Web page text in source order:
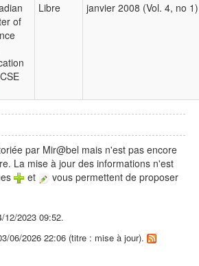
of
Libre janvier 2008 (Vol. 4, no
par Mir@bel mais n'est pas encore
La mise à jour des informations n'est
et
vous permettent de proposer
12/2023 09:52.
06/2026 22:06 (titre : mise à jour).